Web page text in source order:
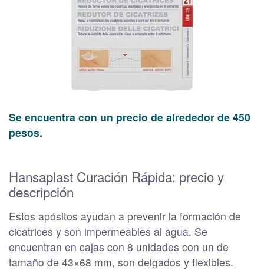
Se encuentra con un precio de alrededor de 450
pesos.
Hansaplast Curación Rápida: precio y
descripción
Estos apósitos ayudan a prevenir la formación de
cicatrices y son impermeables al agua. Se
encuentran en cajas con 8 unidades con un de
tamaño de 43×68 mm, son delgados y flexibles.